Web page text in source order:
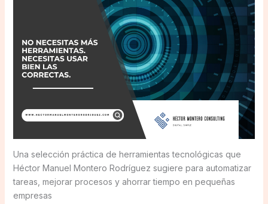
Una selección práctica de herramientas tecnológicas que
Héctor Manuel Montero Rodríguez sugiere para automatizar
tareas, mejorar procesos y ahorrar tiempo en pequeñas
empresas